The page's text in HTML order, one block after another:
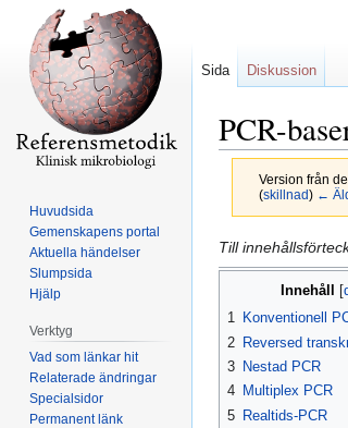
PCR-
Version från
(skillnad) ←
Hoppa
till
navigering
Hoppa
till
Till
Innehåll
1 Konventionell
2 Reversed
3 Nestad PCR
4 Multiplex PCR
5 Realtids-PCR
Sida Diskussion
Huvudsida
Gemenskapens portal
Aktuella händelser
Slumpsida
Hjälp
Verktyg
Vad som länkar hit
Relaterade ändringar
Specialsidor
Permanent länk